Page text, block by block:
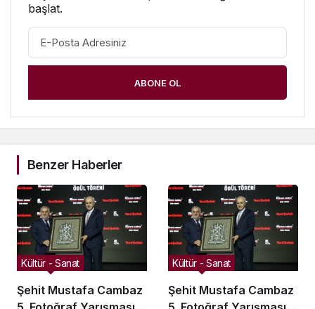
başlat.
ABONE OL
Benzer Haberler
Şehit Mustafa Cambaz
Kültür - Sanat
Şehit Mustafa Cambaz
Kültür - Sanat